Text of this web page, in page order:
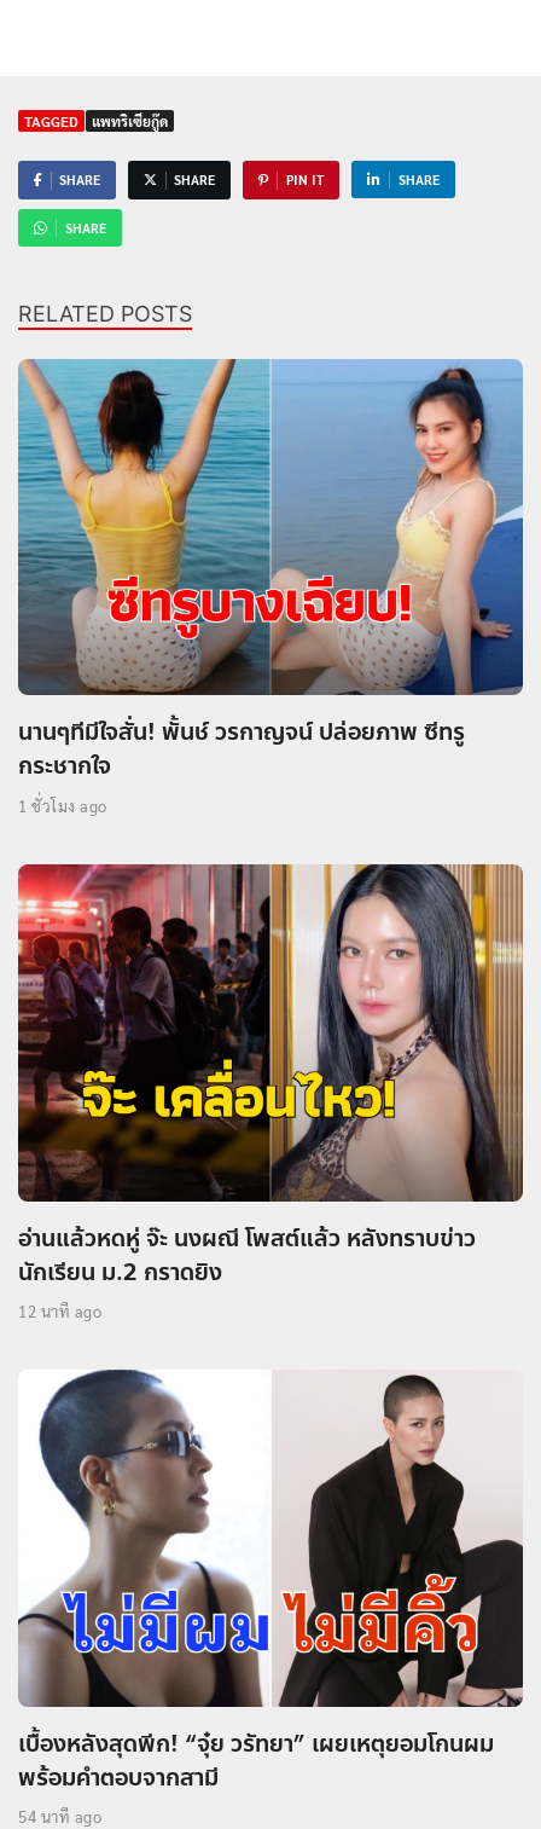
TAGGED แพทริเซียกู๊ด
SHARE SHARE PIN IT SHARE
SHARE
RELATED POSTS
นานๆทีมีใจสั่น! พั้นช์ วรกาญจน์ ปล่อยภาพ ซีทรู
กระชากใจ
1 ชั่วโมง ago
อ่านแล้วหดหู่ จ๊ะ นงผณี โพสต์แล้ว หลังทราบข่าว
นักเรียน ม.2 กราดยิง
12 นาที ago
เบื้องหลังสุดพีก! “จุ๋ย วรัทยา” เผยเหตุยอมโกนผม
พร้อมคำตอบจากสามี
54 นาที ago